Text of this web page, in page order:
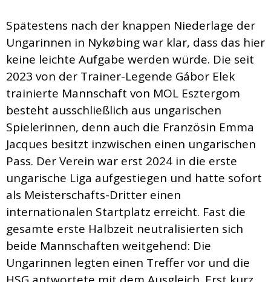
Spätestens nach der knappen Niederlage der
Ungarinnen in Nykøbing war klar, dass das hier
keine leichte Aufgabe werden würde. Die seit
2023 von der Trainer-Legende Gábor Elek
trainierte Mannschaft von MOL Esztergom
besteht ausschließlich aus ungarischen
Spielerinnen, denn auch die Französin Emma
Jacques besitzt inzwischen einen ungarischen
Pass. Der Verein war erst 2024 in die erste
ungarische Liga aufgestiegen und hatte sofort
als Meisterschafts-Dritter einen
internationalen Startplatz erreicht. Fast die
gesamte erste Halbzeit neutralisierten sich
beide Mannschaften weitgehend: Die
Ungarinnen legten einen Treffer vor und die